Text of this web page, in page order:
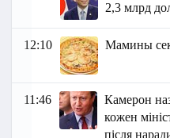
2,3 млрд
12:10 Мамины
11:46
Камерон
кожен
після